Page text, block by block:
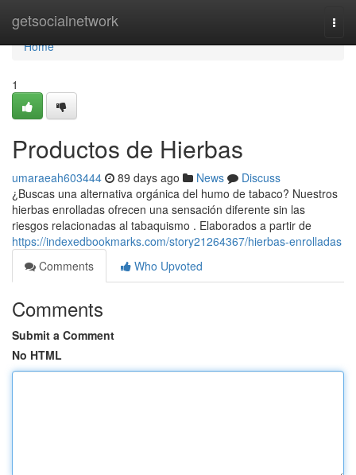
getsocialnetwork
Home
Home
1
Productos de Hierbas
umaraeah603444 89 days ago News
Discuss
¿Buscas una alternativa orgánica del humo de tabaco? Nuestros
hierbas enrolladas ofrecen una sensación diferente sin las
riesgos relacionadas al tabaquismo . Elaborados a partir de
https://indexedbookmarks.com/story21264367/hierbas-enrolladas
Comments
Who Upvoted
Comments
Submit a Comment
No HTML